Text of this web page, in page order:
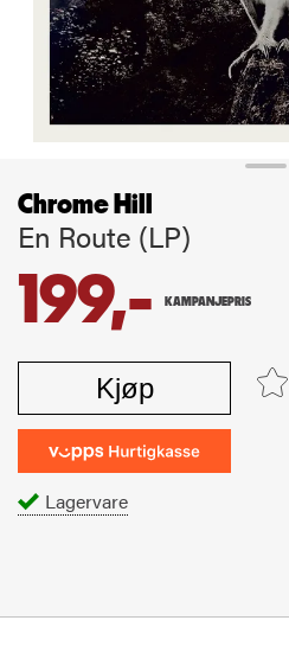
Chrome Hill
En Route (LP)
199,- KAMPANJEPRIS
Kjøp
Lagervare